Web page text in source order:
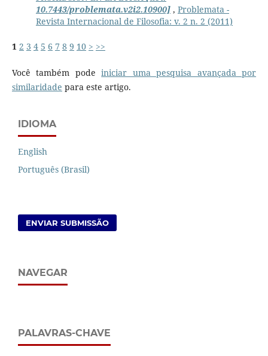
10.7443/problemata.v2i2.10900], Problemata -
Revista Internacional de Filosofia: v. 2 n. 2 (2011)
1 2 3 4 5 6 7 8 9 10 > >>
Você também podeiniciar uma pesquisa avançada por
similaridade para este artigo.
IDIOMA
English
Português (Brasil)
ENVIAR SUBMISSÃO
NAVEGAR
PALAVRAS-CHAVE